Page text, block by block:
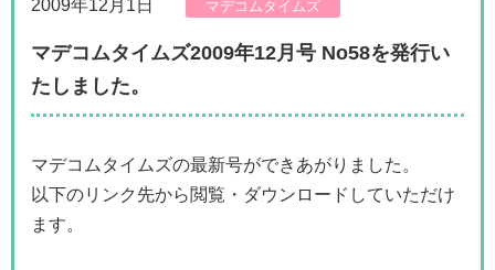
2009年12月1日 マデコムタイムズ
マデコムタイムズ2009年12月号 No58を発行い
たしました。
マデコムタイムズの最新号ができあがりました。
以下のリンク先から閲覧・ダウンロードしていただけ
ます。